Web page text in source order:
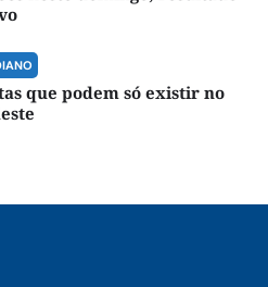
que podem só existir no